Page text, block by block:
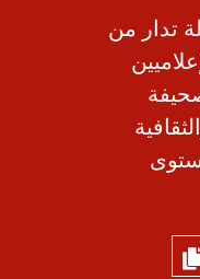
تدار من